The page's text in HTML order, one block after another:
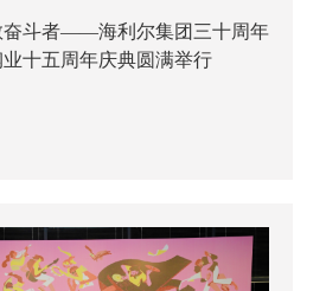
奋斗者——海利尔集团三十周年
十五周年庆典圆满举行